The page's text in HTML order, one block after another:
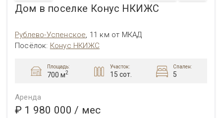
Дом в поселке Конус НКИЖС
Рублево-Успенское, 11 км от МКАД
Посёлок: Конус НКИЖС
Площадь:
700 м2
Участок:
15 сот.
Спален:
5
Аренда
₽ 1 980 000/ мес